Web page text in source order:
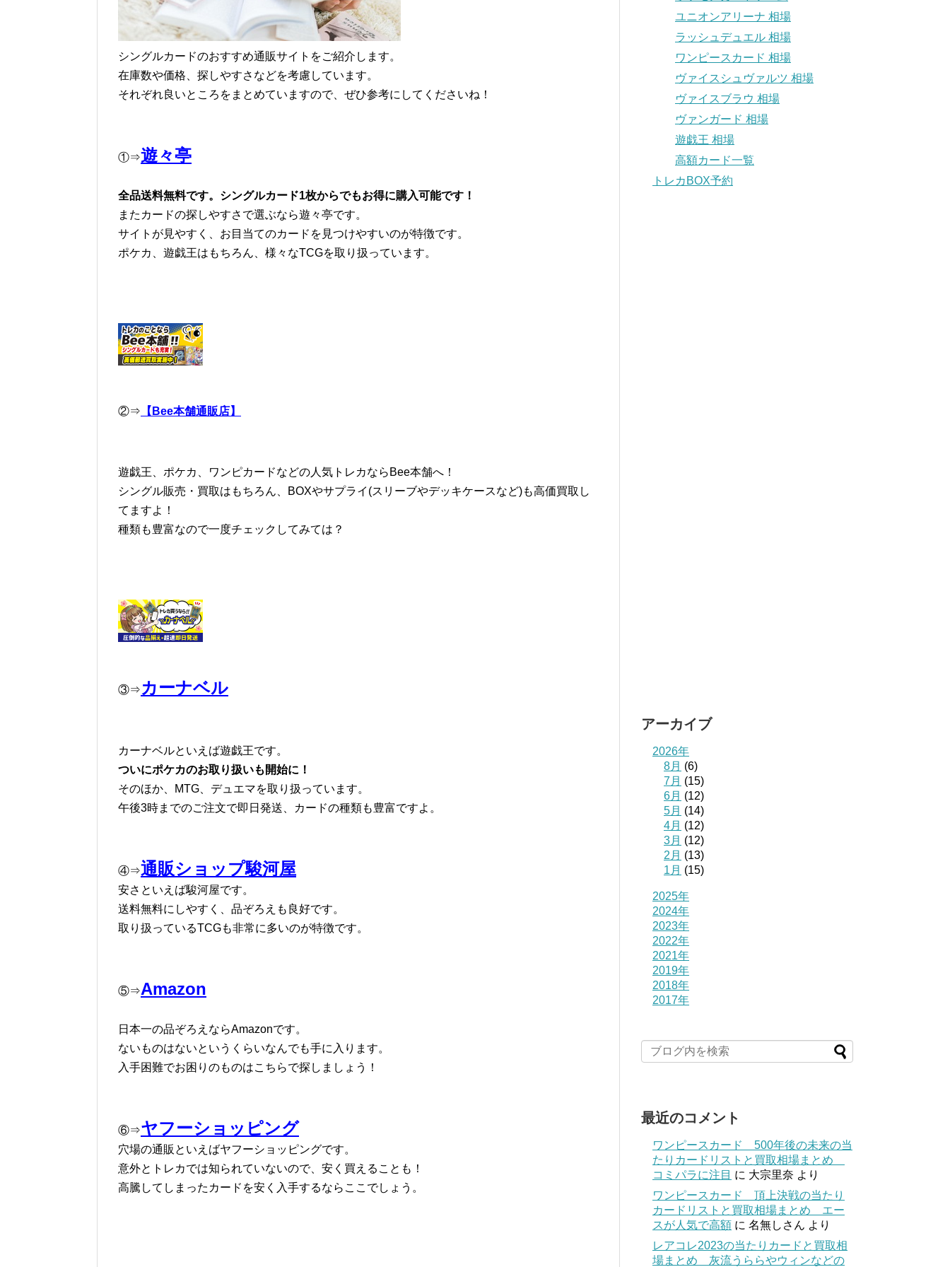
シングルカードのおすすめ通販サイトをご紹介します。
在庫数や価格、探しやすさなどを考慮しています。
それぞれ良いところをまとめていますので、ぜひ参考にしてくださいね！
①⇒遊々亭
全品送料無料です。シングルカード1枚からでもお得に購入可能です！
またカードの探しやすさで選ぶなら遊々亭です。
サイトが見やすく、お目当てのカードを見つけやすいのが特徴です。
ポケカ、遊戯王はもちろん、様々なTCGを取り扱っています。
②⇒ 【Bee本舗通販店】
遊戯王、ポケカ、ワンピカードなどの人気トレカならBee本舗へ！
シングル販売・買取はもちろん、BOXやサプライ(スリーブやデッキケースなど)も高価買取し
てますよ！
種類も豊富なので一度チェックしてみては？
③⇒ カーナベル
カーナベルといえば遊戯王です。
ついにポケカのお取り扱いも開始に！
そのほか、MTG、デュエマを取り扱っています。
午後3時までのご注文で即日発送、カードの種類も豊富ですよ。
④⇒通販ショップ駿河屋
安さといえば駿河屋です。
送料無料にしやすく、品ぞろえも良好です。
取り扱っているTCGも非常に多いのが特徴です。
⑤⇒Amazon
日本一の品ぞろえならAmazonです。
ないものはないというくらいなんでも手に入ります。
入手困難でお困りのものはこちらで探しましょう！
⑥⇒ヤフーショッピング
穴場の通販といえばヤフーショッピングです。
意外とトレカでは知られていないので、安く買えることも！
高騰してしまったカードを安く入手するならここでしょう。
ユニオンアリーナ 相場
ラッシュデュエル 相場
ワンピースカード 相場
ヴァイスシュヴァルツ 相場
ヴァイスブラウ 相場
ヴァンガード 相場
遊戯王 相場
高額カード一覧
トレカBOX予約
アーカイブ
2026年
8月 (6)
7月 (15)
6月 (12)
5月 (14)
4月 (12)
3月 (12)
2月 (13)
1月 (15)
2025年
2024年
2023年
2022年
2021年
2019年
2018年
2017年
最近のコメント
ワンピースカード 500年後の未来の当
たりカードリストと買取相場まとめ
コミパラに注目 に 大宗里奈 より
ワンピースカード 頂上決戦の当たり
カードリストと買取相場まとめ エー
スが人気で高額 に 名無しさん より
レアコレ2023の当たりカードと買取相
場まとめ 灰流うららやウィンなどの